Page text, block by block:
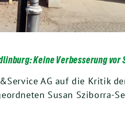
Keine Verbesserung
AG auf die Kritik
Susan Sziborra-